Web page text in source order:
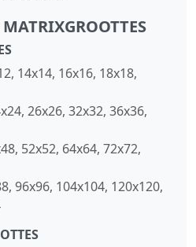
14x14, 16x16, 18x18,
26x26, 32x32, 36x36,
52x52, 64x64, 72x72,
96x96, 104x104, 120x120,